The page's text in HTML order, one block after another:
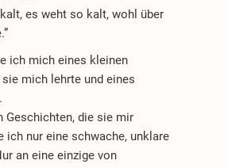
es weht so kalt, wohl über
ich mich eines kleinen
sie mich lehrte und eines
Geschichten, die sie mir
ich nur eine schwache, unklare
an eine einzige von